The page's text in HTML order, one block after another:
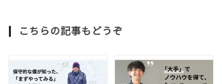
こちらの記事もどうぞ